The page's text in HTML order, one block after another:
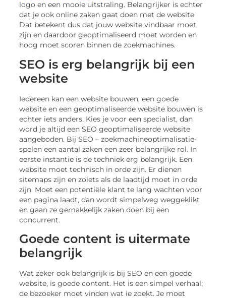
logo en een mooie uitstraling. Belangrijker is echter
dat je ook online zaken gaat doen met de website
Dat betekent dus dat jouw website vindbaar moet
zijn en daardoor geoptimaliseerd moet worden en
hoog moet scoren binnen de zoekmachines.
SEO is erg belangrijk bij een
website
Iedereen kan een website bouwen, een goede
website en een geoptimaliseerde website bouwen is
echter iets anders. Kies je voor een specialist, dan
word je altijd een SEO geoptimaliseerde website
aangeboden. Bij SEO – zoekmachineoptimalisatie-
spelen een aantal zaken een zeer belangrijke rol. In
eerste instantie is de techniek erg belangrijk. Een
website moet technisch in orde zijn. Er dienen
sitemaps zijn en zoiets als de laadtijd moet in orde
zijn. Moet een potentiële klant te lang wachten voor
een pagina laadt, dan wordt simpelweg weggeklikt
en gaan ze gemakkelijk zaken doen bij een
concurrent.
Goede content is uitermate
belangrijk
Wat zeker ook belangrijk is bij SEO en een goede
website, is goede content. Het is een simpel verhaal;
de bezoeker moet vinden wat ie zoekt. Je moet